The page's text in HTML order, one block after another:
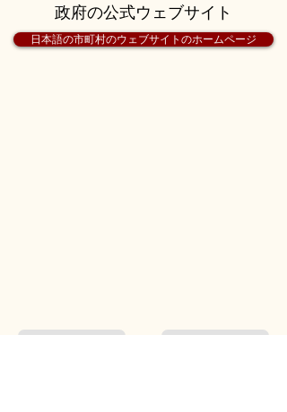
日本語の市町村のウェブサイトのホームページ
政府の公式ウェブサイト